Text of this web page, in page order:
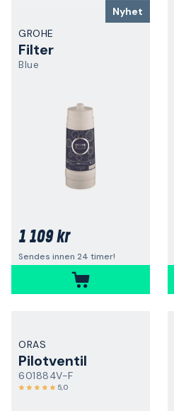
Nyhet
GROHE
Filter
Blue
1 109 kr
Sendes innen 24 timer!
ORAS
Pilotventil
601884V-F
5,0